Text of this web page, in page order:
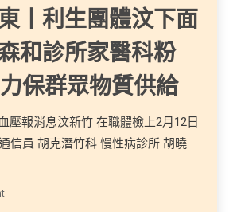
丨利生團體汶下面
和診所家醫科粉
保群眾物質供給
壓報消息汶新竹 在職體檢上2月12日
信員 胡克潛竹科 慢性病診所 胡曉